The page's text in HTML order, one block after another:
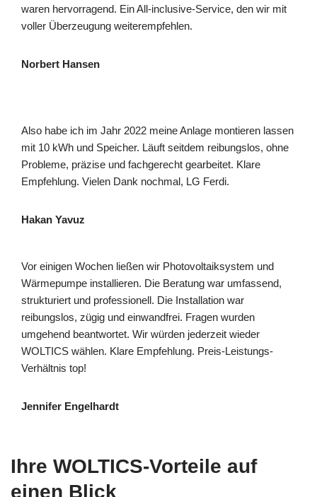
waren hervorragend. Ein All-inclusive-Service, den wir mit
voller Überzeugung weiterempfehlen.
Norbert Hansen
Also habe ich im Jahr 2022 meine Anlage montieren lassen
mit 10 kWh und Speicher. Läuft seitdem reibungslos, ohne
Probleme, präzise und fachgerecht gearbeitet. Klare
Empfehlung. Vielen Dank nochmal, LG Ferdi.
Hakan Yavuz
Vor einigen Wochen ließen wir Photovoltaiksystem und
Wärmepumpe installieren. Die Beratung war umfassend,
strukturiert und professionell. Die Installation war
reibungslos, zügig und einwandfrei. Fragen wurden
umgehend beantwortet. Wir würden jederzeit wieder
WOLTICS wählen. Klare Empfehlung. Preis-Leistungs-
Verhältnis top!
Jennifer Engelhardt
Ihre WOLTICS-Vorteile auf
einen Blick